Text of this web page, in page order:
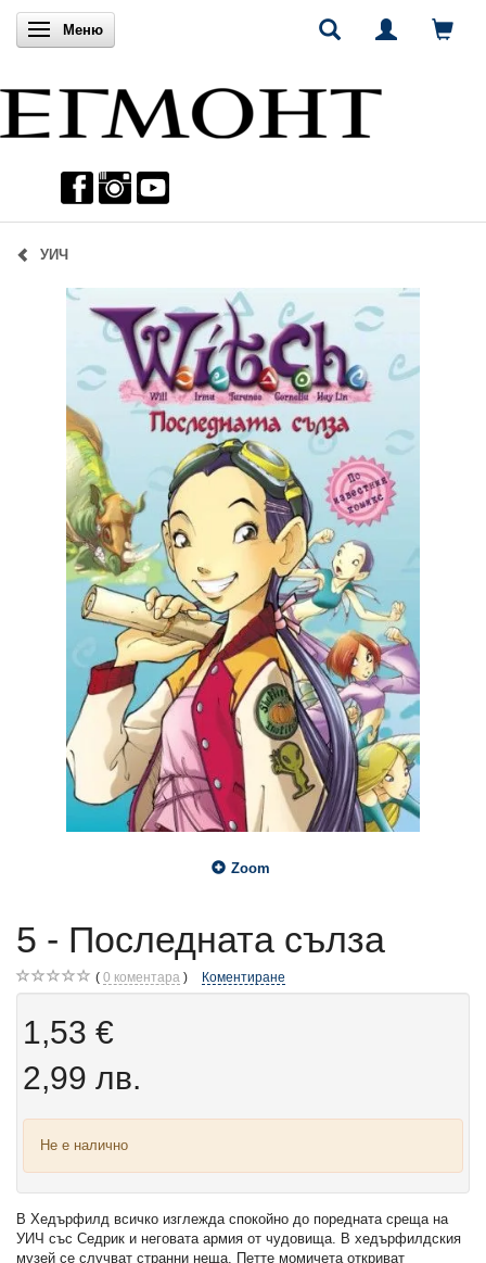
Включи навигацията
Меню
УИЧ
Zoom
5 - Последната сълза
0 коментара Коментиране
1,53 €
2,99 лв.
Не е налично
В Хедърфилд всичко изглежда спокойно до поредната среща на
УИЧ със Седрик и неговата армия от чудовища. В хедърфилдския
музей се случват странни неща. Петте момичета откриват